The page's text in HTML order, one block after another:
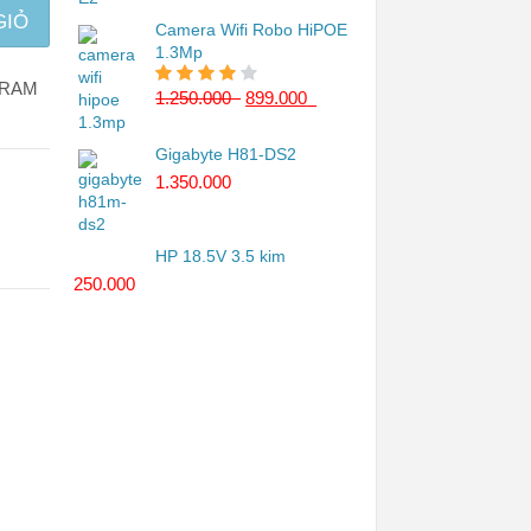
Camera Wifi Robo HiPOE
1.3Mp
4.00trên 5
1.250.000₫ 899.000
Gigabyte H81-DS2
1.350.000
HP 18.5V 3.5 kim
250.000